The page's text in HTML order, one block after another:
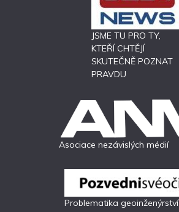
JSME TU PRO TY,
KTEŘÍ CHTĚJÍ
SKUTEČNĚ POZNAT
PRAVDU
Asociace nezávislých médií
Problematika geoinženýrství